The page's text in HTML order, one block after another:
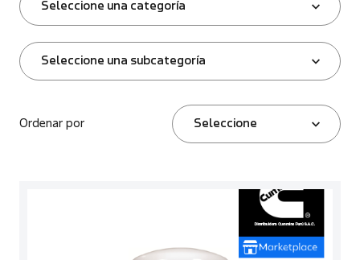
Seleccione una categoría
Seleccione una subcategoría
Ordenar por Seleccione